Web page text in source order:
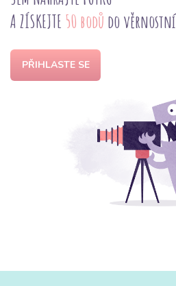
A ZÍSKEJTE 50 bodů do
PŘIHLASTE SE